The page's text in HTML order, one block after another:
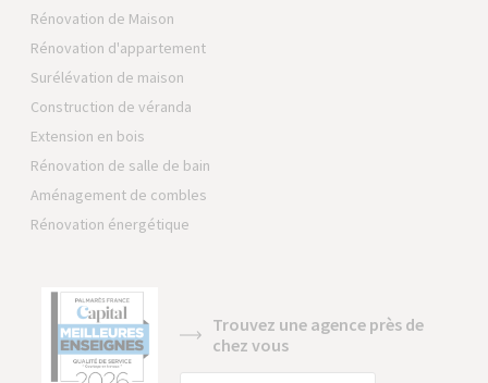
Rénovation de Maison
Rénovation d'appartement
Surélévation de maison
Construction de véranda
Extension en bois
Rénovation de salle de bain
Aménagement de combles
Rénovation énergétique
Trouvez une agence près de
chez vous